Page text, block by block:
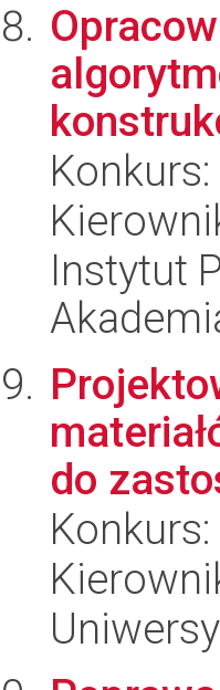
Konkurs:
Instytut
do
Konkurs: